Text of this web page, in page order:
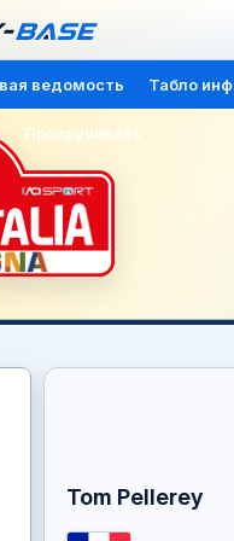
ведомость Табло
Прокручивать
Tom Pellerey